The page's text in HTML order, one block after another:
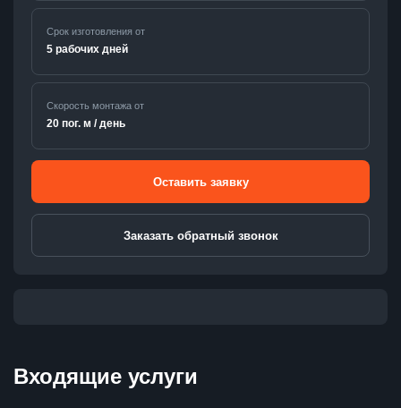
Срок изготовления от
5 рабочих дней
Скорость монтажа от
20 пог. м / день
Оставить заявку
Заказать обратный звонок
Входящие услуги